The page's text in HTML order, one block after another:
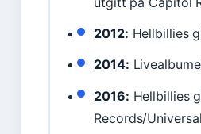
2012: Hellbillies
2014:
2016: Hellbillies
Records/